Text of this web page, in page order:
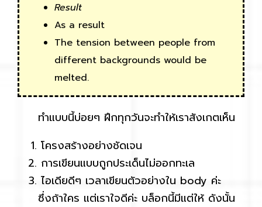
Result
As a result
The tension between people from
different backgrounds would be
melted.
ทำแบบนี้บ่อยๆ ฝึกทุกวันจะทำให้เราสังเกตเห็น
โครงสร้างอย่างชัดเจน
การเขียนแบบถูกประเด็นไม่ออกทะเล
ไอเดียดีๆ เวลาเขียนตัวอย่างใน body ค่ะ
ซึ่งถ้าใคร แต่เราใจดีค่ะ บล็อกนี้มีแต่ให้ ดังนั้น